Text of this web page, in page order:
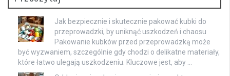
Jak bezpiecznie i skutecznie pakować kubki do
przeprowadzki, by uniknąć uszkodzeń i chaosu
Pakowanie kubków przed przeprowadzką może
być wyzwaniem, szczególnie gdy chodzi o delikatne materiały,
które łatwo ulegają uszkodzeniu. Kluczowe jest, aby …